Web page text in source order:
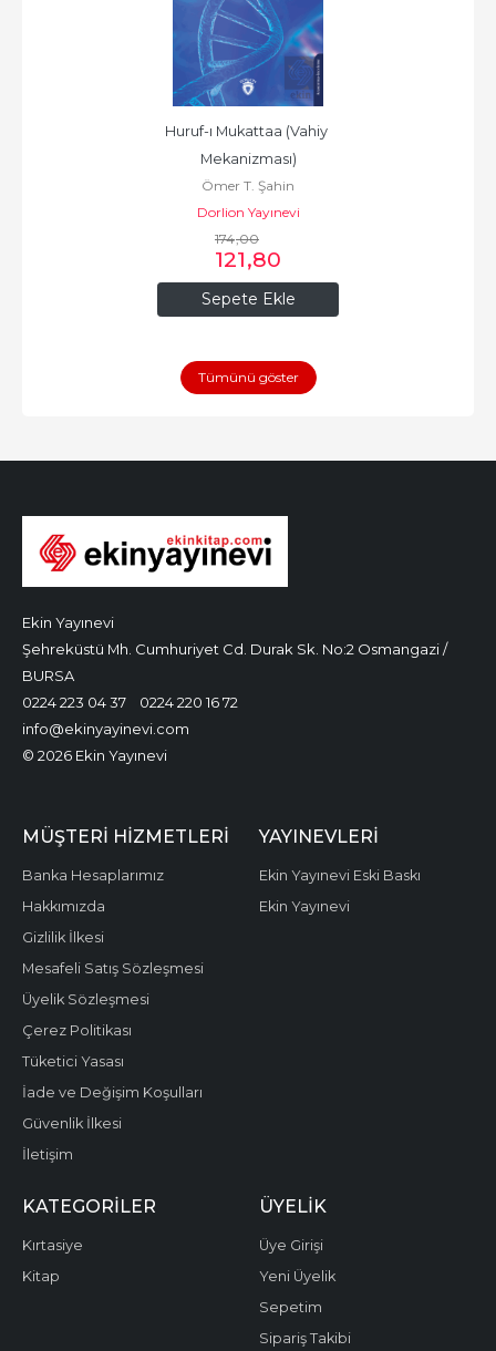
Sepete Ekle
Huruf-ı Mukattaa (Vahiy
Mekanizması)
Ömer T. Şahin
Dorlion Yayınevi
174,00
121,80
Tümünü göster
Ekin Yayınevi
Şehreküstü Mh. Cumhuriyet Cd. Durak Sk. No:2 Osmangazi /
BURSA
0224 223 04 37
0224 220 16 72
info@ekinyayinevi.com
© 2026 Ekin Yayınevi
MÜŞTERI HIZMETLERI
Banka Hesaplarımız
Hakkımızda
Gizlilik İlkesi
Mesafeli Satış Sözleşmesi
Üyelik Sözleşmesi
Çerez Politikası
Tüketici Yasası
İade ve Değişim Koşulları
Güvenlik İlkesi
İletişim
YAYINEVLERI
Ekin Yayınevi Eski Baskı
Ekin Yayınevi
KATEGORILER
Kırtasiye
Kitap
ÜYELIK
Üye Girişi
Yeni Üyelik
Sepetim
Sipariş Takibi